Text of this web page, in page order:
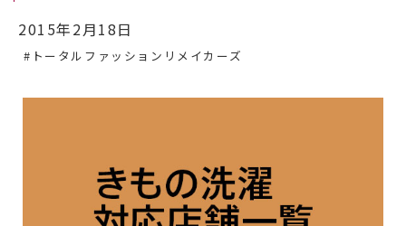
2015年2月18日
#トータルファッションリメイカーズ